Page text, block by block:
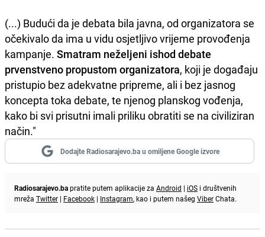
(...) Budući da je debata bila javna, od organizatora se
očekivalo da ima u vidu osjetljivo vrijeme provođenja
kampanje. Smatram neželjeni ishod debate
prvenstveno propustom organizatora, koji je događaju
pristupio bez adekvatne pripreme, ali i bez jasnog
koncepta toka debate, te njenog planskog vođenja,
kako bi svi prisutni imali priliku obratiti se na civiliziran
način."
Dodajte Radiosarajevo.ba u omiljene Google izvore
Radiosarajevo.bapratite putem aplikacije za Android | iOS i društvenih
mreža Twitter | Facebook | Instagram, kao i putem našeg ViberChata.